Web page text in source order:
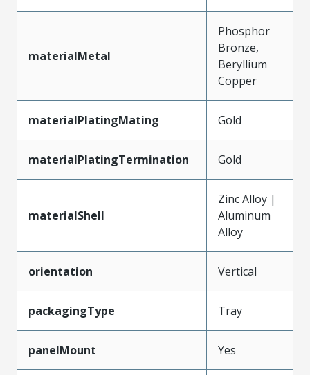
materialMetal
Phosphor
Bronze,
Beryllium
Copper
materialPlatingMating Gold
materialPlatingTermination Gold
materialShell
Zinc Alloy |
Aluminum
Alloy
orientation Vertical
packagingType Tray
panelMount Yes